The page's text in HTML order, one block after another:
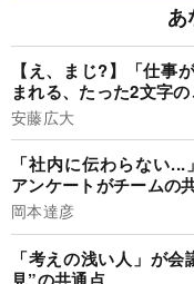
あ
【え、まじ?】「仕事
まれる、たった2文字
安藤広大
「社内に伝わらない
アンケートがチームの
岡本達彦
「考えの浅い人」が